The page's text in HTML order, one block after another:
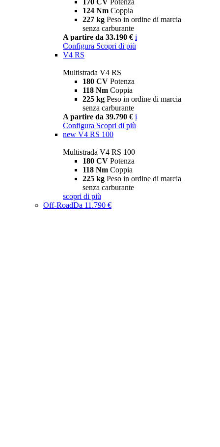
170 CV Potenza
124 Nm Coppia
227 kg Peso in ordine di marcia
senza carburante
A partire da 33.190 € i
Configura Scopri di più
V4 RS
Multistrada V4 RS
180 CV Potenza
118 Nm Coppia
225 kg Peso in ordine di marcia
senza carburante
A partire da 39.790 € i
Configura Scopri di più
new V4 RS 100
Multistrada V4 RS 100
180 CV Potenza
118 Nm Coppia
225 kg Peso in ordine di marcia
senza carburante
scopri di più
Off-RoadDa 11.790 €